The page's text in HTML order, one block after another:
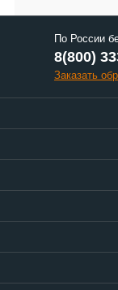
По России
8(800)
Заказать